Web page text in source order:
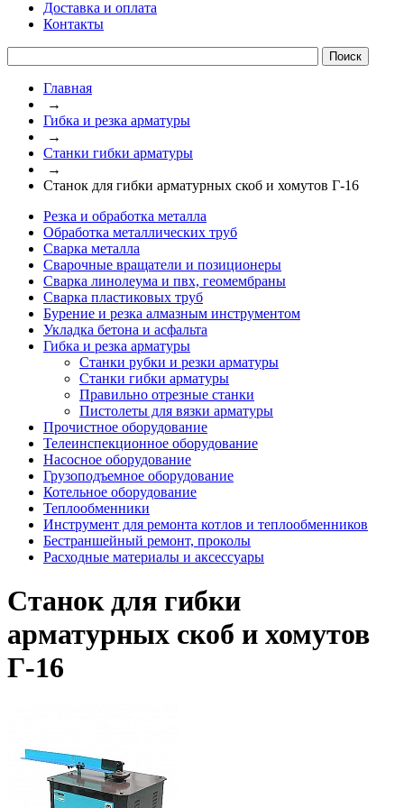
Доставка и оплата
Контакты
Главная
→
Гибка и резка арматуры
→
Станки гибки арматуры
→
Станок для гибки арматурных скоб и хомутов Г-16
Резка и обработка металла
Обработка металлических труб
Сварка металла
Сварочные вращатели и позиционеры
Сварка линолеума и пвх, геомембраны
Сварка пластиковых труб
Бурение и резка алмазным инструментом
Укладка бетона и асфальта
Гибка и резка арматуры
Станки рубки и резки арматуры
Станки гибки арматуры
Правильно отрезные станки
Пистолеты для вязки арматуры
Прочистное оборудование
Телеинспекционное оборудование
Насосное оборудование
Грузоподъемное оборудование
Котельное оборудование
Теплообменники
Инструмент для ремонта котлов и теплообменников
Бестраншейный ремонт, проколы
Расходные материалы и аксессуары
Станок для гибки
арматурных скоб и хомутов
Г-16